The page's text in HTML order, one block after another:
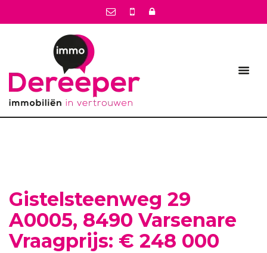
Gistelsteenweg 29
A0005, 8490 Varsenare
Vraagprijs: € 248 000